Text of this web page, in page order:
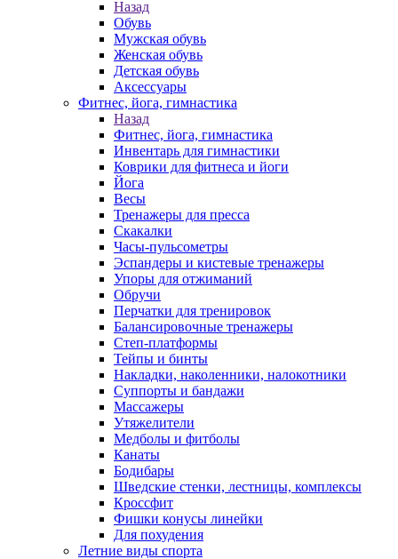
Назад
Обувь
Мужская обувь
Женская обувь
Детская обувь
Аксессуары
Фитнес, йога, гимнастика
Назад
Фитнес, йога, гимнастика
Инвентарь для гимнастики
Коврики для фитнеса и йоги
Йога
Весы
Тренажеры для пресса
Скакалки
Часы-пульсометры
Эспандеры и кистевые тренажеры
Упоры для отжиманий
Обручи
Перчатки для тренировок
Балансировочные тренажеры
Степ-платформы
Тейпы и бинты
Накладки, наколенники, налокотники
Суппорты и бандажи
Массажеры
Утяжелители
Медболы и фитболы
Канаты
Бодибары
Шведские стенки, лестницы, комплексы
Кроссфит
Фишки конусы линейки
Для похудения
Летние виды спорта